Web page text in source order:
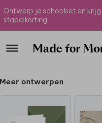
Ontwerp je schoolset en
stapelkorting
Meer ontwerpen